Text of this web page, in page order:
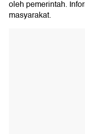
oleh pemerintah.
masyarakat.